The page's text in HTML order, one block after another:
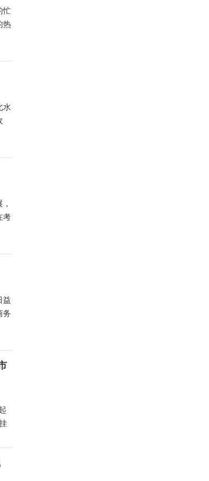
忙
热
水
考
益
务